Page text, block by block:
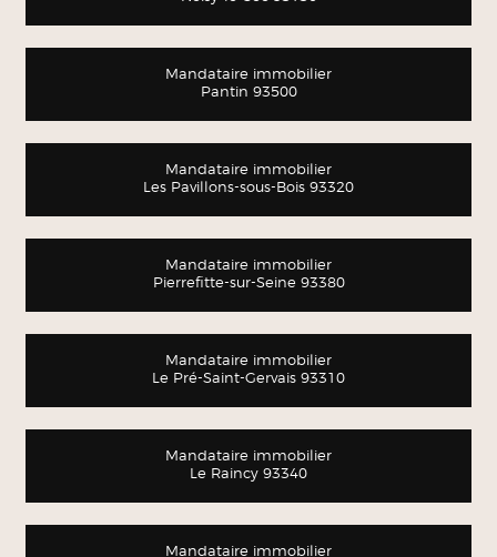
Mandataire immobilier
Pantin 93500
Mandataire immobilier
Les Pavillons-sous-Bois 93320
Mandataire immobilier
Pierrefitte-sur-Seine 93380
Mandataire immobilier
Le Pré-Saint-Gervais 93310
Mandataire immobilier
Le Raincy 93340
Mandataire immobilier